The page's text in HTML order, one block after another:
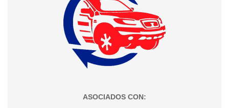
ASOCIADOS CON: